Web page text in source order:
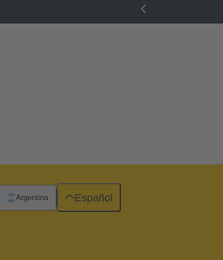
Argentina Español